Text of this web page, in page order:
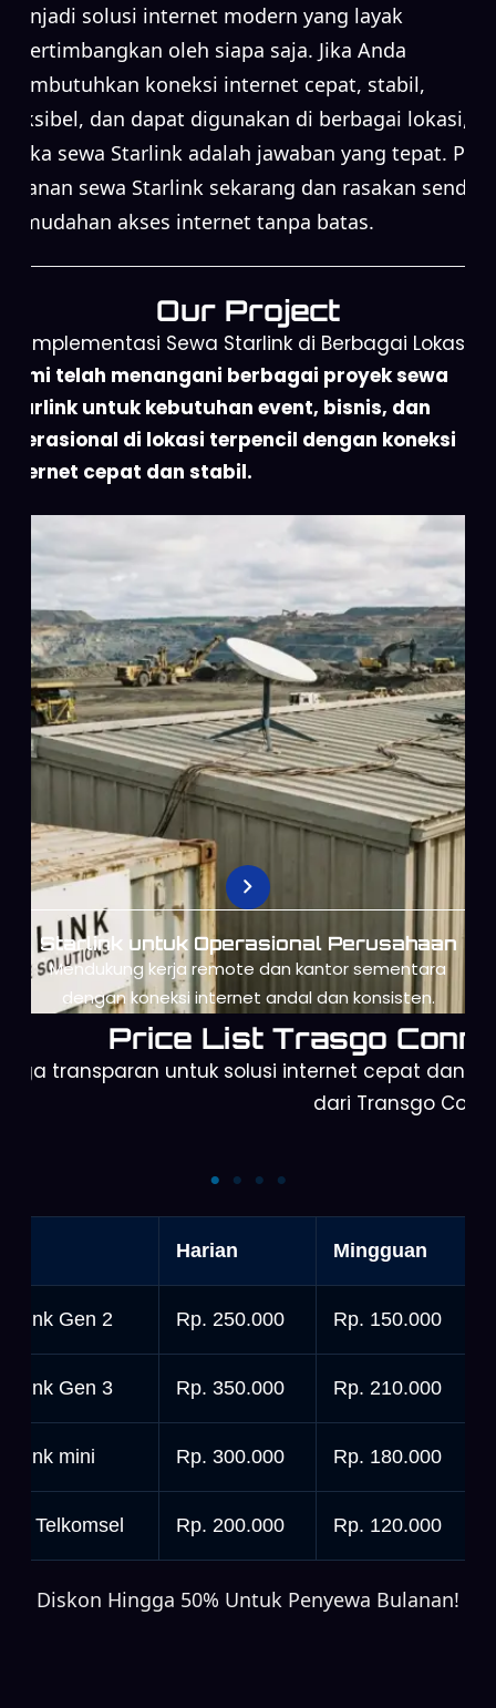
menjadi solusi internet modern yang layak
dipertimbangkan oleh siapa saja. Jika Anda
membutuhkan koneksi internet cepat, stabil,
fleksibel, dan dapat digunakan di berbagai lokasi,
maka sewa Starlink adalah jawaban yang tepat. Pilih
layanan sewa Starlink sekarang dan rasakan sendiri
kemudahan akses internet tanpa batas.
Our Project
Implementasi Sewa Starlink di Berbagai Lokasi
Kami telah menangani berbagai proyek sewa
Starlink untuk kebutuhan event, bisnis, dan
operasional di lokasi terpencil dengan koneksi
internet cepat dan stabil.
Starlink untuk Operasional Perusahaan
Mendukung kerja remote dan kantor sementara
dengan koneksi internet andal dan konsisten.
Price List Trasgo
transparan untuk solusi internet cepat dan
dari Transgo
Harian Mingguan
Gen 2 Rp. 250.000 Rp. 150.000
Gen 3 Rp. 350.000 Rp. 210.000
mini Rp. 300.000 Rp. 180.000
Telkomsel Rp. 200.000 Rp. 120.000
Diskon Hingga 50% Untuk Penyewa Bulanan!